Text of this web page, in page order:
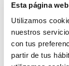
Esta página
Utilizamos
nuestros
con tus
partir de tus
alcantarillado,
utilizando
agua a
carga,